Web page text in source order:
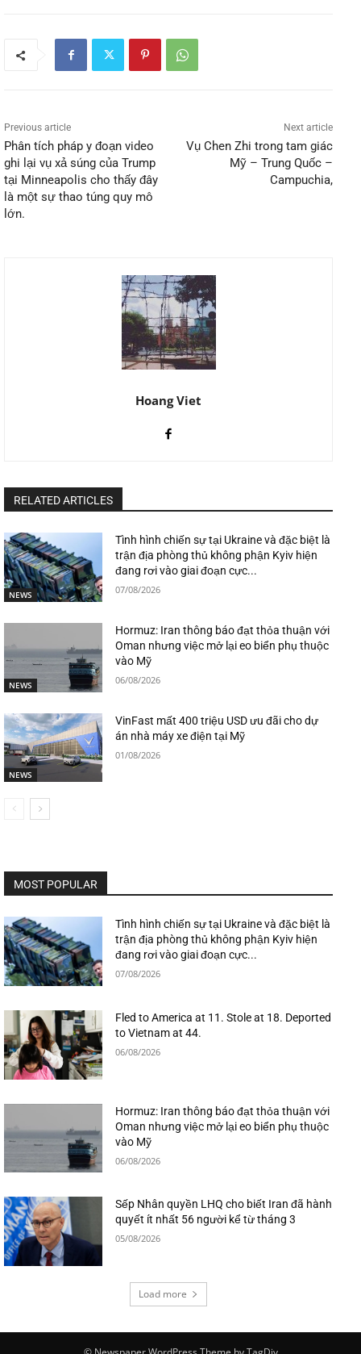
Previous article
Phân tích pháp y đoạn video
ghi lại vụ xả súng của Trump
tại Minneapolis cho thấy đây
là một sự thao túng quy mô
lớn.
Next article
Vụ Chen Zhi trong tam giác
Mỹ – Trung Quốc –
Campuchia,
Hoang Viet
RELATED ARTICLES
NEWS
Tình hình chiến sự tại Ukraine và đặc biệt là
trận địa phòng thủ không phận Kyiv hiện
đang rơi vào giai đoạn cực...
07/08/2026
NEWS
Hormuz: Iran thông báo đạt thỏa thuận với
Oman nhưng việc mở lại eo biển phụ thuộc
vào Mỹ
06/08/2026
NEWS
VinFast mất 400 triệu USD ưu đãi cho dự
án nhà máy xe điện tại Mỹ
01/08/2026
MOST POPULAR
Tình hình chiến sự tại Ukraine và đặc biệt là
trận địa phòng thủ không phận Kyiv hiện
đang rơi vào giai đoạn cực...
07/08/2026
Fled to America at 11. Stole at 18. Deported
to Vietnam at 44.
06/08/2026
Hormuz: Iran thông báo đạt thỏa thuận với
Oman nhưng việc mở lại eo biển phụ thuộc
vào Mỹ
06/08/2026
Sếp Nhân quyền LHQ cho biết Iran đã hành
quyết ít nhất 56 người kể từ tháng 3
05/08/2026
Load more